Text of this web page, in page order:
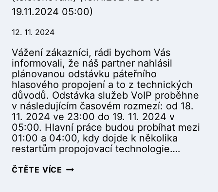
D
I
,
Z
D
R
A
V
.
S
T
Ř
E
D
.
T
O
P
A
D
U
,
L
E
S
19.11.2024 05:00)
12. 11. 2024
Vážení zákazníci, rádi bychom Vás
informovali, že náš partner nahlásil
plánovanou odstávku páteřního
hlasového propojení a to z technických
důvodů. Odstávka služeb VoIP proběhne
v následujícím časovém rozmezí: od 18.
11. 2024 ve 23:00 do 19. 11. 2024 v
05:00. Hlavní práce budou probíhat mezi
01:00 a 04:00, kdy dojde k několika
restartům propojovací technologie….
ČTĚTE VÍCE P